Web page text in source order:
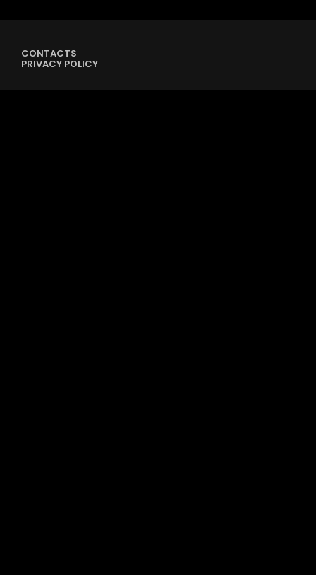
CONTACTS
PRIVACY POLICY